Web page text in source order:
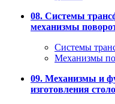
08. Системы
механизмы
Системы
Механизмы
09. Механизмы и
изготовления